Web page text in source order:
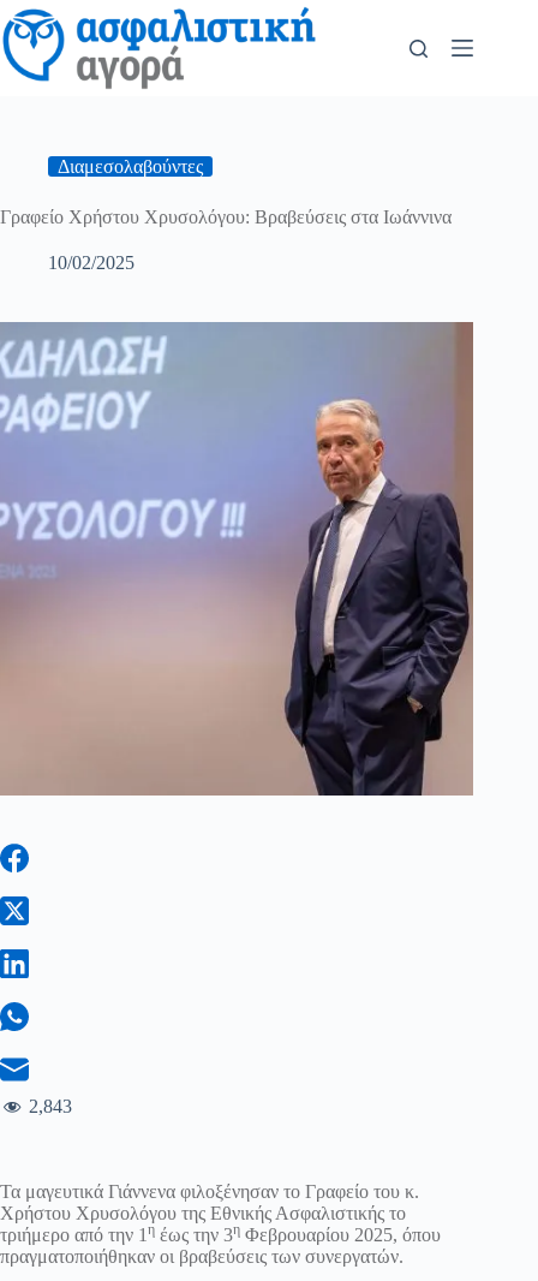
Διαμεσολαβούντες
Γραφείο Χρήστου Χρυσολόγου: Βραβεύσεις στα Ιωάννινα
10/02/2025
2,843
Τα μαγευτικά Γιάννενα φιλοξένησαν το Γραφείο του κ.
Χρήστου Χρυσολόγου της Εθνικής Ασφαλιστικής το
τριήμερο από την 1 η έως την 3η Φεβρουαρίου 2025, όπου
πραγματοποιήθηκαν οι βραβεύσεις των συνεργατών.